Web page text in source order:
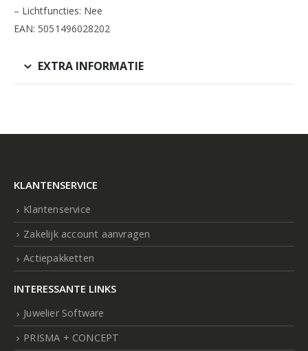
– Lichtfuncties: Nee
EAN: 5051496028202
EXTRA INFORMATIE
KLANTENSERVICE
Klantenservice
Zakelijk account aanvragen
Actiepakketten
INTERESSANTE LINKS
Juwelier Software
PRISMA + CONCEPT